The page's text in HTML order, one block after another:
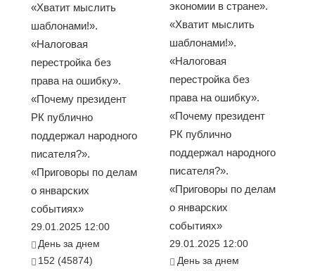
«Хватит мыслить
шаблонами!».
«Налоговая
перестройка без
права на ошибку».
«Почему президент
РК публично
поддержал народного
писателя?».
«Приговоры по делам
о январских
событиях»
29.01.2025 12:00
День за днем
152 (45874)
экономии в стране».
«Хватит мыслить
шаблонами!».
«Налоговая
перестройка без
права на ошибку».
«Почему президент
РК публично
поддержал народного
писателя?».
«Приговоры по делам
о январских
событиях»
29.01.2025 12:00
День за днем